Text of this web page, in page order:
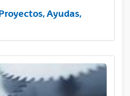
Ayudas,